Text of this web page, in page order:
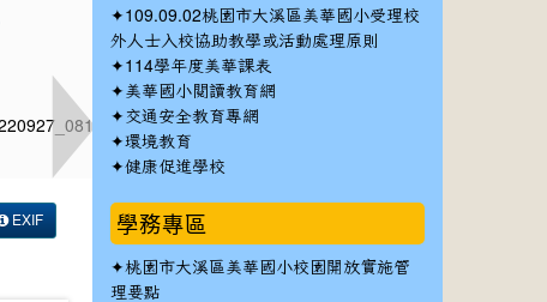
EXIF
✦109.09.02桃園市大溪區美華國小受理校
外人士入校協助教學或活動處理原則
✦114學年度美華課表
✦美華國小閱讀教育網
✦ 交通安全教育專網
✦環境教育
✦健康促進學校
學務專區
✦桃園市大溪區美華國小校園開放實施管
理要點